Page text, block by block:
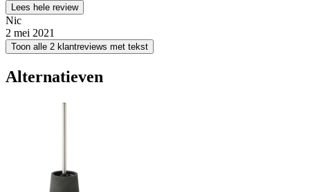
Lees hele review
Nic
2 mei 2021
Toon alle 2 klantreviews met tekst
Alternatieven